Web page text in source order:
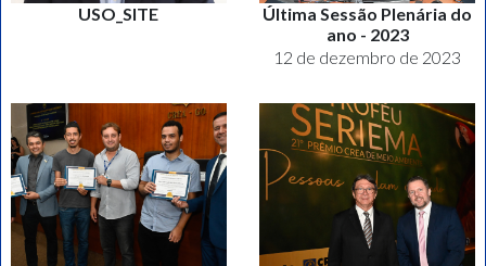
USO_SITE
Última Sessão Plenária do
ano - 2023
12 de dezembro de 2023